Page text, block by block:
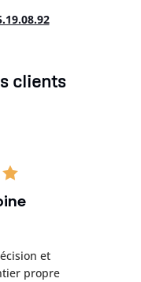
clients
et
propre